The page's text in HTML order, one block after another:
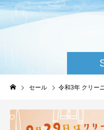
セール 令和3年 クリー